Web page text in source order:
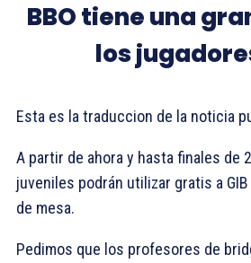
BBO tiene una
los
Esta es la traduccion de la noticia
A partir de ahora y hasta finales de
juveniles podrán utilizar gratis a
de mesa.
Pedimos que los profesores de